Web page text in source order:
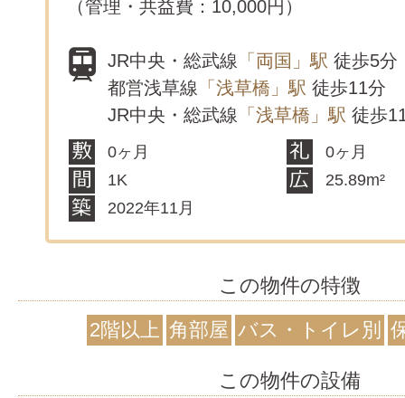
（管理・共益費：10,000円）
JR中央・総武線 「両国」駅 徒歩5分
都営浅草線 「浅草橋」駅 徒歩11分
JR中央・総武線 「浅草橋」駅 徒歩
0ヶ月
0ヶ月
1K
25.89m²
2022年11月
この物件の特徴
2階以上 角部屋 バス・トイレ別
この物件の設備